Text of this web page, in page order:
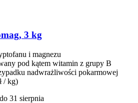
3 kg
i magnezu
pod kątem witamin z grupy B
nadwrażliwości pokarmowej
/ kg)
31 sierpnia